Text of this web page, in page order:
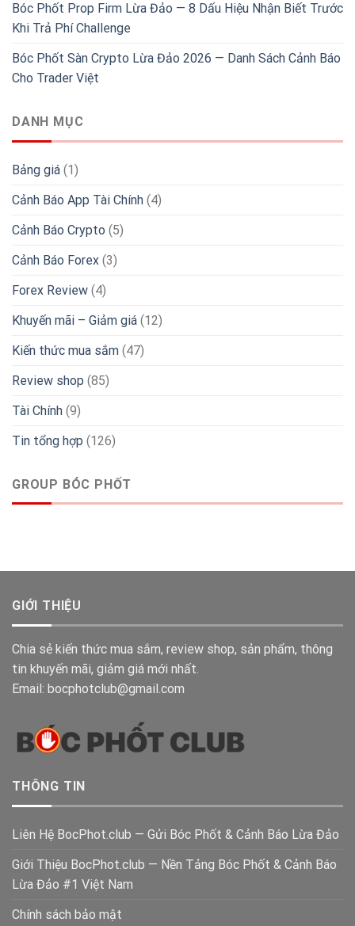
Bóc Phốt Prop Firm Lừa Đảo — 8 Dấu Hiệu Nhận Biết Trước
Khi Trả Phí Challenge
Bóc Phốt Sàn Crypto Lừa Đảo 2026 — Danh Sách Cảnh Báo
Cho Trader Việt
DANH MỤC
Bảng giá (1)
Cảnh Báo App Tài Chính (4)
Cảnh Báo Crypto (5)
Cảnh Báo Forex (3)
Forex Review (4)
Khuyến mãi – Giảm giá (12)
Kiến thức mua sắm (47)
Review shop (85)
Tài Chính (9)
Tin tổng hợp (126)
GROUP BÓC PHỐT
GIỚI THIỆU
Chia sẻ kiến thức mua sắm, review shop, sản phẩm, thông
tin khuyến mãi, giảm giá mới nhất.
Email: bocphotclub@gmail.com
THÔNG TIN
Liên Hệ BocPhot.club — Gửi Bóc Phốt & Cảnh Báo Lừa Đảo
Giới Thiệu BocPhot.club — Nền Tảng Bóc Phốt & Cảnh Báo
Lừa Đảo #1 Việt Nam
Chính sách bảo mật